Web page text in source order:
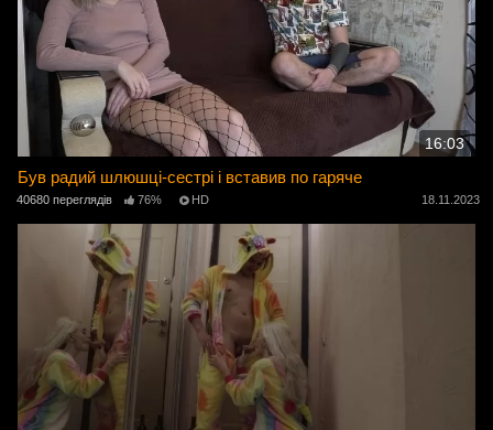
16:03
Був радий шлюшці-сестрі і вставив по гаряче
40680 переглядів 76% HD 18.11.2023